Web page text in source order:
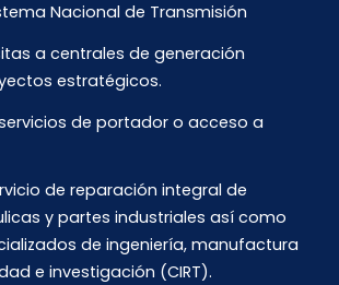
Nacional de Transmisión
a centrales de generación
estratégicos.
de portador o acceso a
de reparación integral de
y partes industriales así como
de ingeniería, manufactura
e investigación (CIRT).